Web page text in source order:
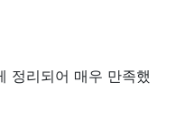
정리되어 매우 만족했